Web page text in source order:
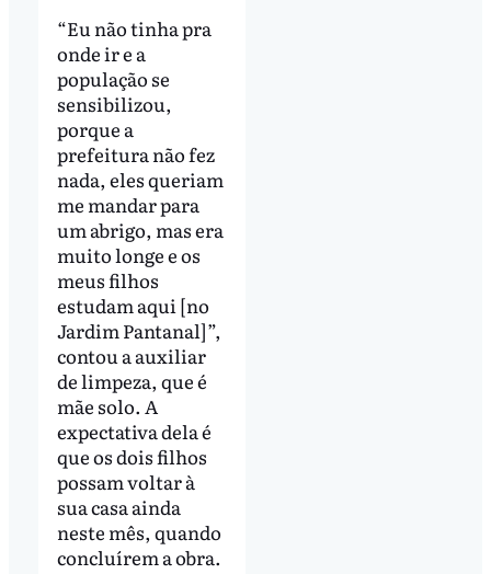
“Eu não tinha pra
onde ir e a
população se
sensibilizou,
porque a
prefeitura não fez
nada, eles queriam
me mandar para
um abrigo, mas era
muito longe e os
meus filhos
estudam aqui [no
Jardim Pantanal]”,
contou a auxiliar
de limpeza, que é
mãe solo. A
expectativa dela é
que os dois filhos
possam voltar à
sua casa ainda
neste mês, quando
concluírem a obra.